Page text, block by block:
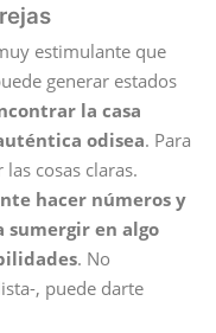
estimulante que
generar estados
la casa
odisea. Para
cosas claras.
hacer números y
sumergir en algo
. No
, puede darte